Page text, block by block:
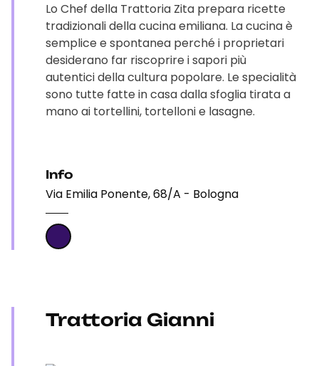
Lo Chef della Trattoria Zita prepara ricette
tradizionali della cucina emiliana. La cucina è
semplice e spontanea perché i proprietari
desiderano far riscoprire i sapori più
autentici della cultura popolare. Le specialità
sono tutte fatte in casa dalla sfoglia tirata a
mano ai tortellini, tortelloni e lasagne.
Info
Via Emilia Ponente, 68/A - Bologna
Trattoria Gianni